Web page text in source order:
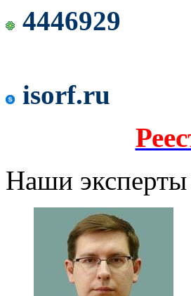
4446929
isorf.ru
Наши эксперты